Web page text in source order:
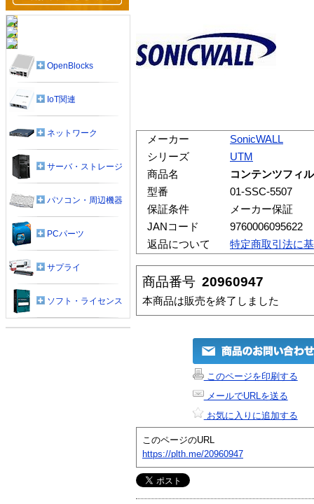
メーカー
SonicWALL
シリーズ
UTM
商品名
コンテンツフィ
型番
01-SSC-5507
保証条件
メーカー保証
JANコード
9760006095622
返品について
特定商取引法に
商品番号 20960947
本商品は販売を終了しました
このページを印刷する
メールでURLを送る
お気に入りに追加する
このページのURL
https://plth.me/20960947
OpenBlocks
IoT関連
ネットワーク
サーバ・ストレージ
パソコン・周辺機器
PCパーツ
サプライ
ソフト・ライセンス